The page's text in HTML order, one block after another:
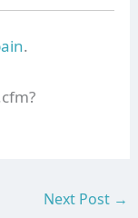
.
Next Post →